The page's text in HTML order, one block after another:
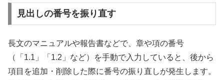
見出しの番号を振り直す
長文のマニュアルや報告書などで、章や項の番号
（「1.1」「1.2」など）を手動で入力していると、後から
項目を追加・削除した際に番号の振り直しが発生します。